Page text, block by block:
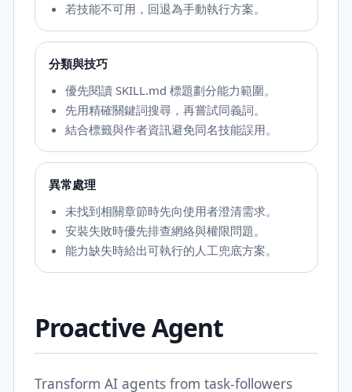
若技能不可用，回退為手動執行方案。
分類與技巧
優先閱讀 SKILL.md 標題劃分能力範圍。
先用精確關鍵詞搜尋，再嘗試同義詞。
結合標籤與作者資訊避免同名技能誤用。
異常處理
未找到相關章節時先向使用者澄清需求。
安裝失敗時優先排查網絡與權限問題。
能力缺失時給出可執行的人工兜底方案。
Proactive Agent
Transform AI agents from task-followers